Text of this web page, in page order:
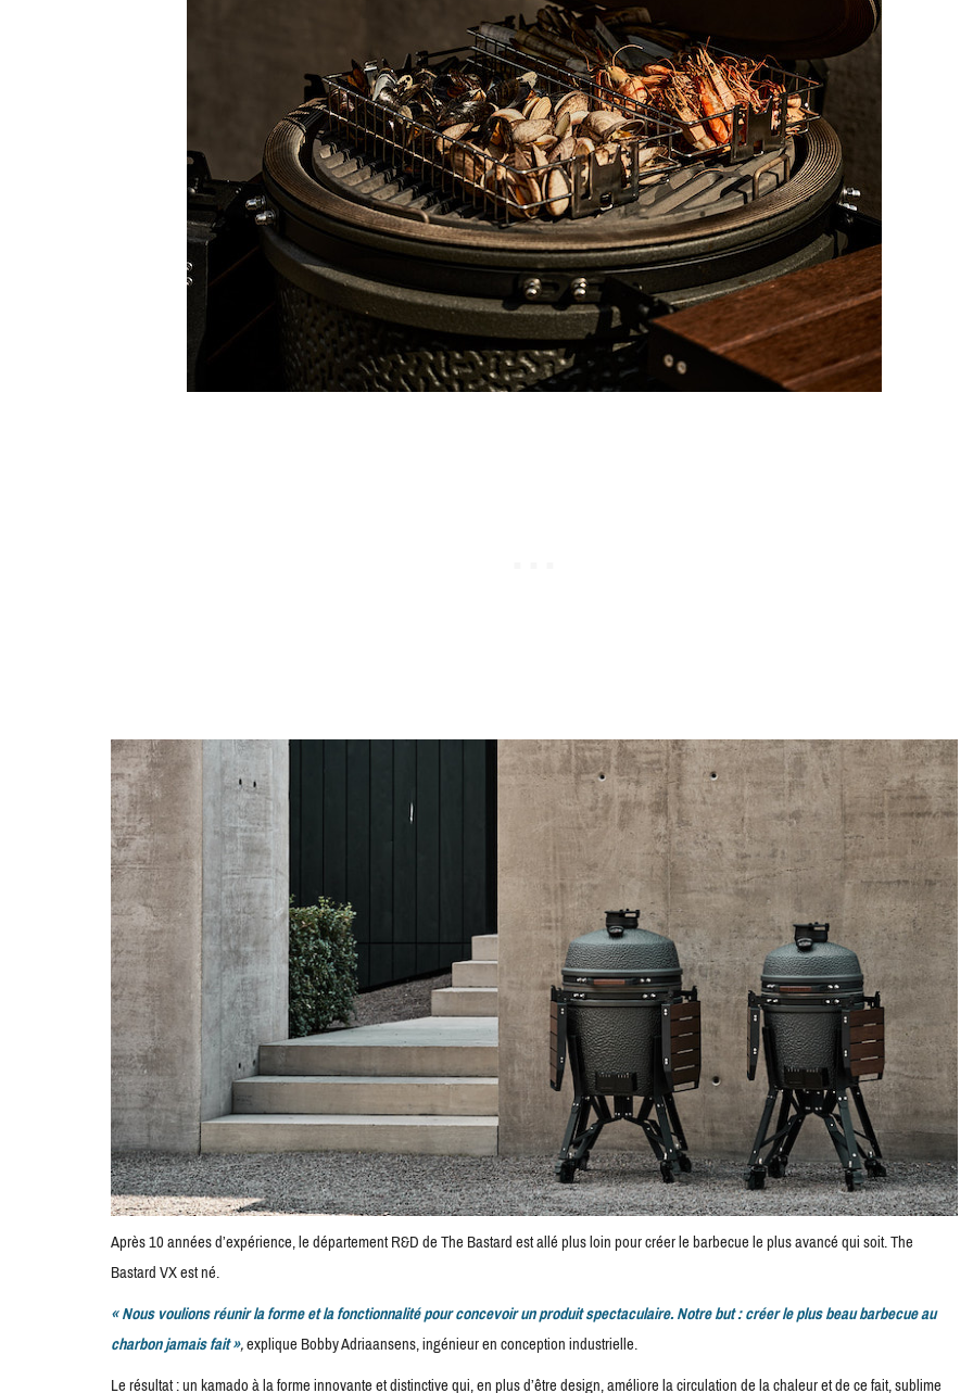
Après 10 années d’expérience, le département R&D de The Bastard est allé plus loin pour créer le barbecue le plus avancé qui soit. The
Bastard VX est né.
« Nous voulions réunir la forme et la fonctionnalité pour concevoir un produit spectaculaire. Notre but : créer le plus beau barbecue au
charbon jamais fait »,explique Bobby Adriaansens, ingénieur en conception industrielle.
Le résultat : un kamado à la forme innovante et distinctive qui, en plus d’être design, améliore la circulation de la chaleur et de ce fait, sublime